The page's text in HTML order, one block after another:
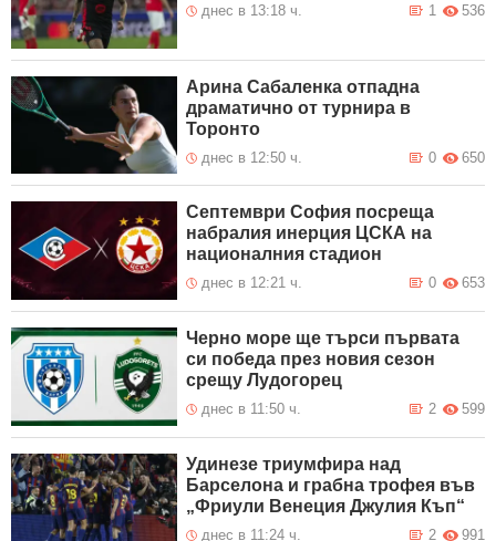
днес в 13:18 ч. 536
1
Арина Сабаленка отпадна
драматично от турнира в
Торонто
днес в 12:50 ч. 650
0
Септември София посреща
набралия инерция ЦСКА на
националния стадион
днес в 12:21 ч. 653
0
Черно море ще търси първата
си победа през новия сезон
срещу Лудогорец
днес в 11:50 ч. 599
2
Удинезе триумфира над
Барселона и грабна трофея във
„Фриули Венеция Джулия Къп“
днес в 11:24 ч. 991
2